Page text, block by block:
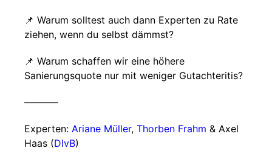
📌 Warum solltest auch dann Experten zu Rate
ziehen, wenn du selbst dämmst?
📌 Warum schaffen wir eine höhere
Sanierungsquote nur mit weniger Gutachteritis?
–––––––
Experten: Ariane Müller, Thorben Frahm & Axel
Haas (DIvB)